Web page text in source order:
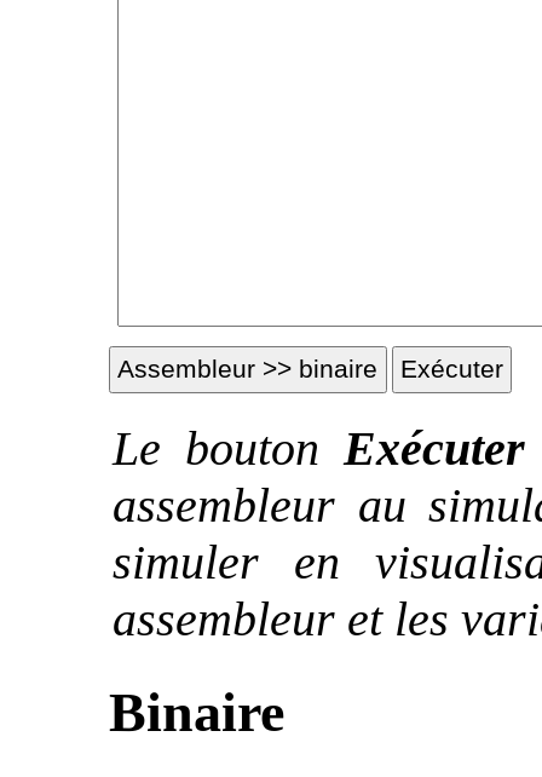
Le boutonExécuter
assembleur au
simuler en
assembleur et les
Binaire